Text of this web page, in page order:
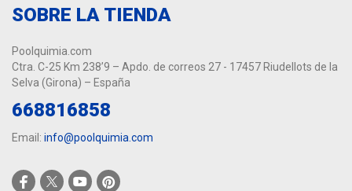
SOBRE LA TIENDA
Poolquimia.com
Ctra. C-25 Km 238’9 – Apdo. de correos 27 - 17457 Riudellots de la
Selva (Girona) – España
668816858
Email: info@poolquimia.com